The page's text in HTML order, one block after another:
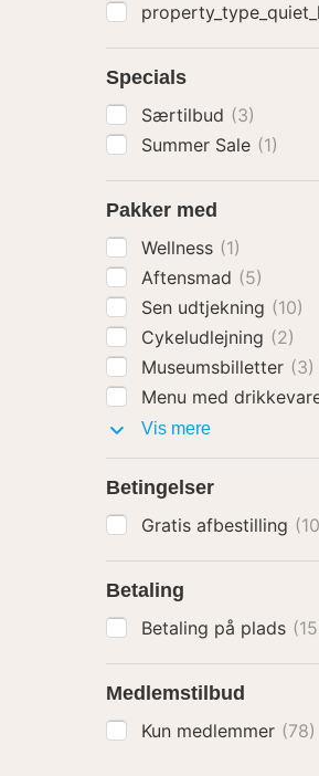
Specials
Særtilbud (3)
Summer Sale (1)
Pakker med
Wellness (1)
Aftensmad (5)
Sen udtjekning (10)
Cykeludlejning (2)
Museumsbilletter (3)
Menu med
Vis merePakker
Betingelser
Gratis afbestilling
Betaling
Betaling på plads
Medlemstilbud
Kun medlemmer (78)